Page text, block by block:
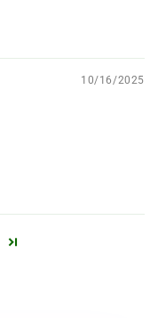
10/16/2025